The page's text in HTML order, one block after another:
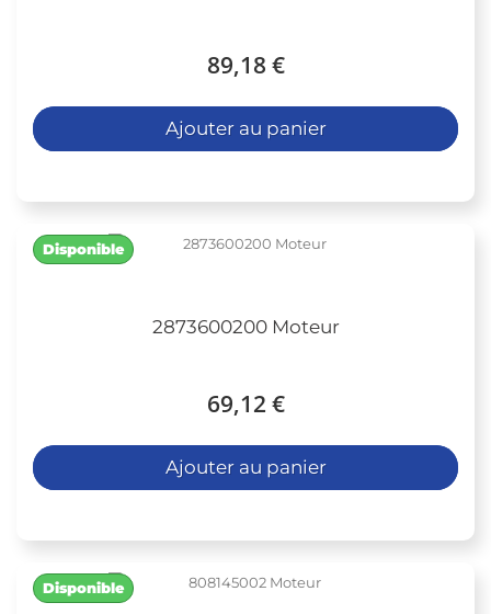
89,18 €
Ajouter au panier
2873600200 Moteur
69,12 €
Disponible
Ajouter au panier
Disponible